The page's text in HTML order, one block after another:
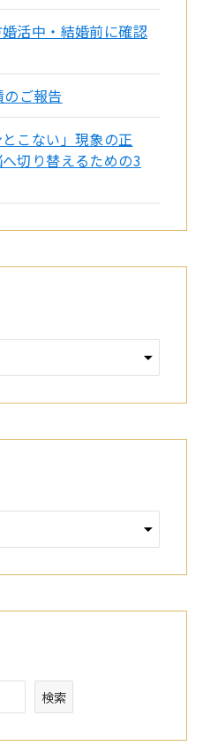
活中・結婚前に確認
ご報告
とこない」現象の正
切り替えるための3
検索